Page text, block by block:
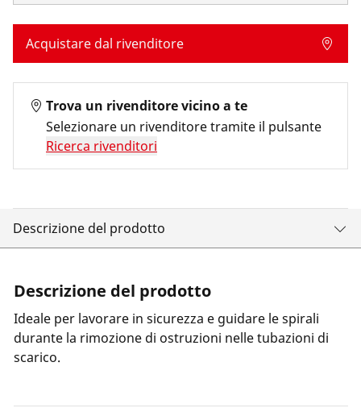
Acquistare dal rivenditore
Trova un rivenditore vicino a te
Selezionare un rivenditore tramite il pulsante
Ricerca rivenditori
Descrizione del prodotto
Descrizione del prodotto
Ideale per lavorare in sicurezza e guidare le spirali
durante la rimozione di ostruzioni nelle tubazioni di
scarico.